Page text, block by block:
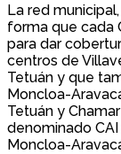
La red
forma que cada
para dar
centros de
Tetuán y que
Moncloa-
Tetuán y
denominado
Moncloa-